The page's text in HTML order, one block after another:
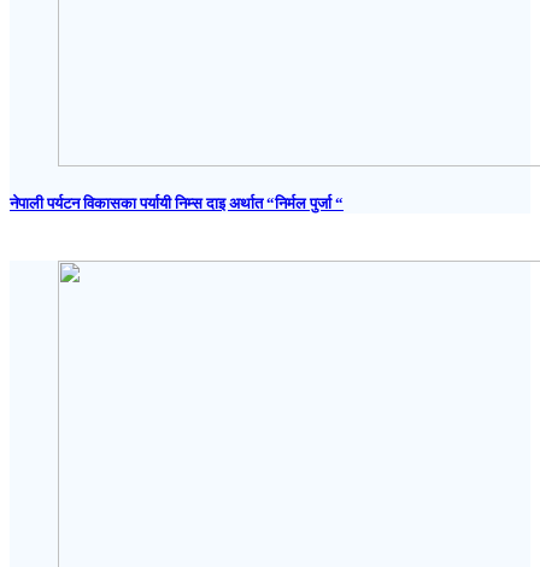
नेपाली पर्यटन विकासका पर्यायी निम्स दाइ अर्थात “निर्मल पुर्जा “